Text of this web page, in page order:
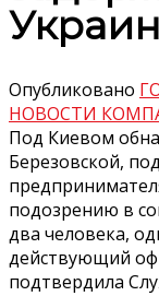
Опубликовано
НОВОСТИ
Под Киевом
Березовской,
подозрению в
два человека,
действующий
подтвердила